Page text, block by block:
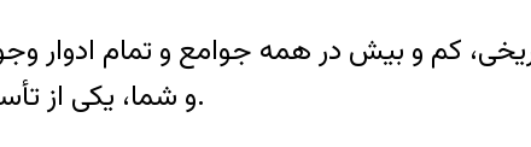
کم و بیش در همه جوامع و تمام
و شما، یکی از تأسف بارترین و شرم آورترین شرایط زیستِ زنانِ امروز جهان به شمار می آید.